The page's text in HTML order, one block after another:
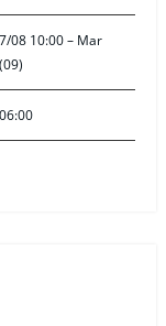
08 10:00 – Mar